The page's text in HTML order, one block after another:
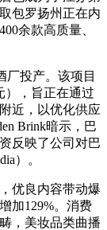
包罗扬州正在内
余款高质量、
投产。该项目
），旨正在通过
近，以优化供应
Brink暗示，巴
反映了公司对巴
）。
优良内容带动爆
加129%。消费
，美妆品类曲播